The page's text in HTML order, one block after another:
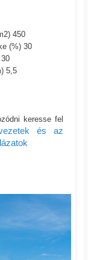
450
(%) 30
5,5
keresse fel
és az